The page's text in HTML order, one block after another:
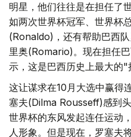
明星，他们往往是在担任了
如两次世界杯冠军、世界杯
(Ronaldo)，还有帮助巴西
里奥(Romario)。现在担任
示，这是巴西历史上最大的"
这让谋求在10月大选中赢得
塞夫(Dilma Rousseff)感到
世界杯的东风发起连任运动
人形象。但是现在，罗塞夫